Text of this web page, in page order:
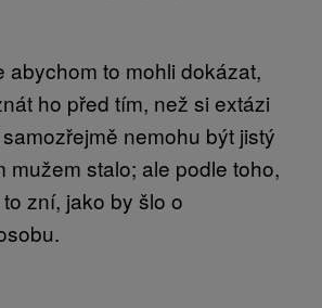
abychom to mohli dokázat,
ho před tím, než si extázi
nemohu být jistý
mužem stalo; ale podle toho,
zní, jako by šlo o